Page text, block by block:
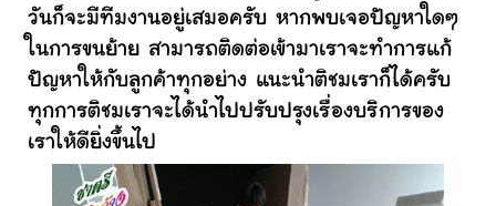
วันก็จะมีทีมงานอยู่เสมอครับ หากพบเจอปัญหาใดๆ
ในการขนย้าย สามารถติดต่อเข้ามาเราจะทำการแก้
ปัญหาให้กับลูกค้าทุกอย่าง แนะนำติชมเราก็ได้ครับ
ทุกการติชมเราจะได้นำไปปรับปรุงเรื่องบริการของ
เราให้ดียิ่งขึ้นไป